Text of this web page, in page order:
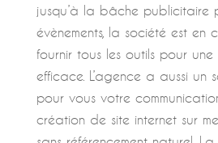
jusqu’à la bâche publicitaire
évènements, la société est
fournir tous les outils pour une
efficace. L’agence a aussi un
pour vous votre
création de site internet sur